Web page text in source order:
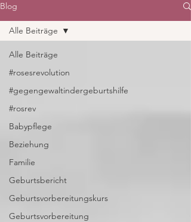
Blog
Alle Beiträge
#rosesrevolution
#gegengewaltindergeburtshilfe
#rosrev
Babypflege
Beziehung
Familie
Geburtsbericht
Geburtsvorbereitungskurs
Geburtsvorbereitung
Alle Beiträge